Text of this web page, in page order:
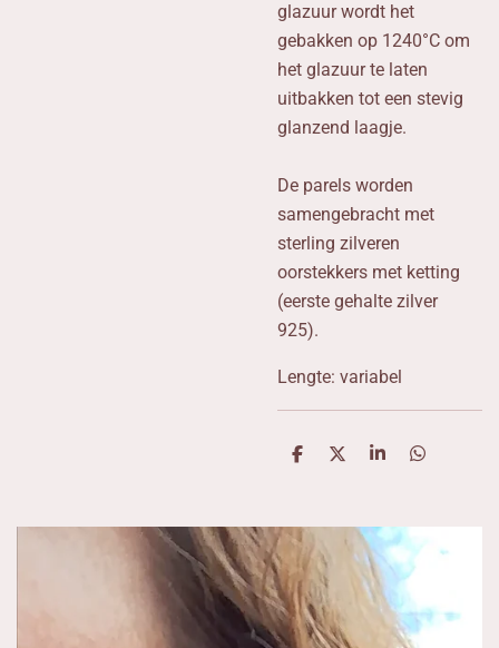
glazuur wordt het
gebakken op 1240°C om
het glazuur te laten
uitbakken tot een stevig
glanzend laagje.
De parels worden
samengebracht met
sterling zilveren
oorstekkers met ketting
(eerste gehalte zilver
925).
Lengte: variabel
D
n
D
S
e
D